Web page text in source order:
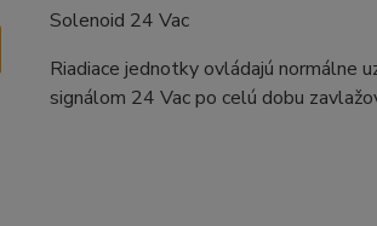
Solenoid 24 Vac
Riadiace jednotky ovládajú normálne
signálom 24 Vac po celú dobu